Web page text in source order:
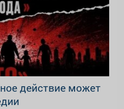
действие может